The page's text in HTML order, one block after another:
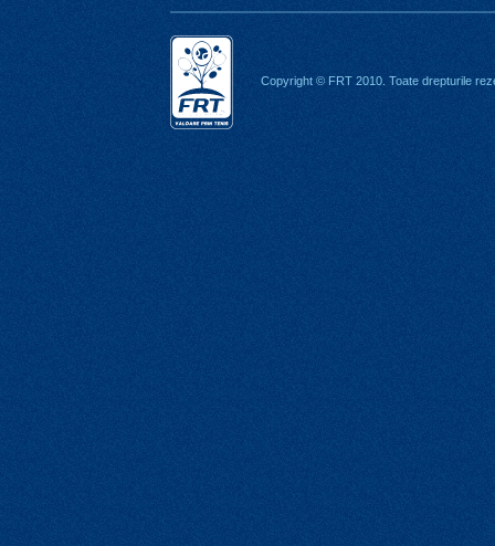
Copyright © FRT 2010. Toate drepturile